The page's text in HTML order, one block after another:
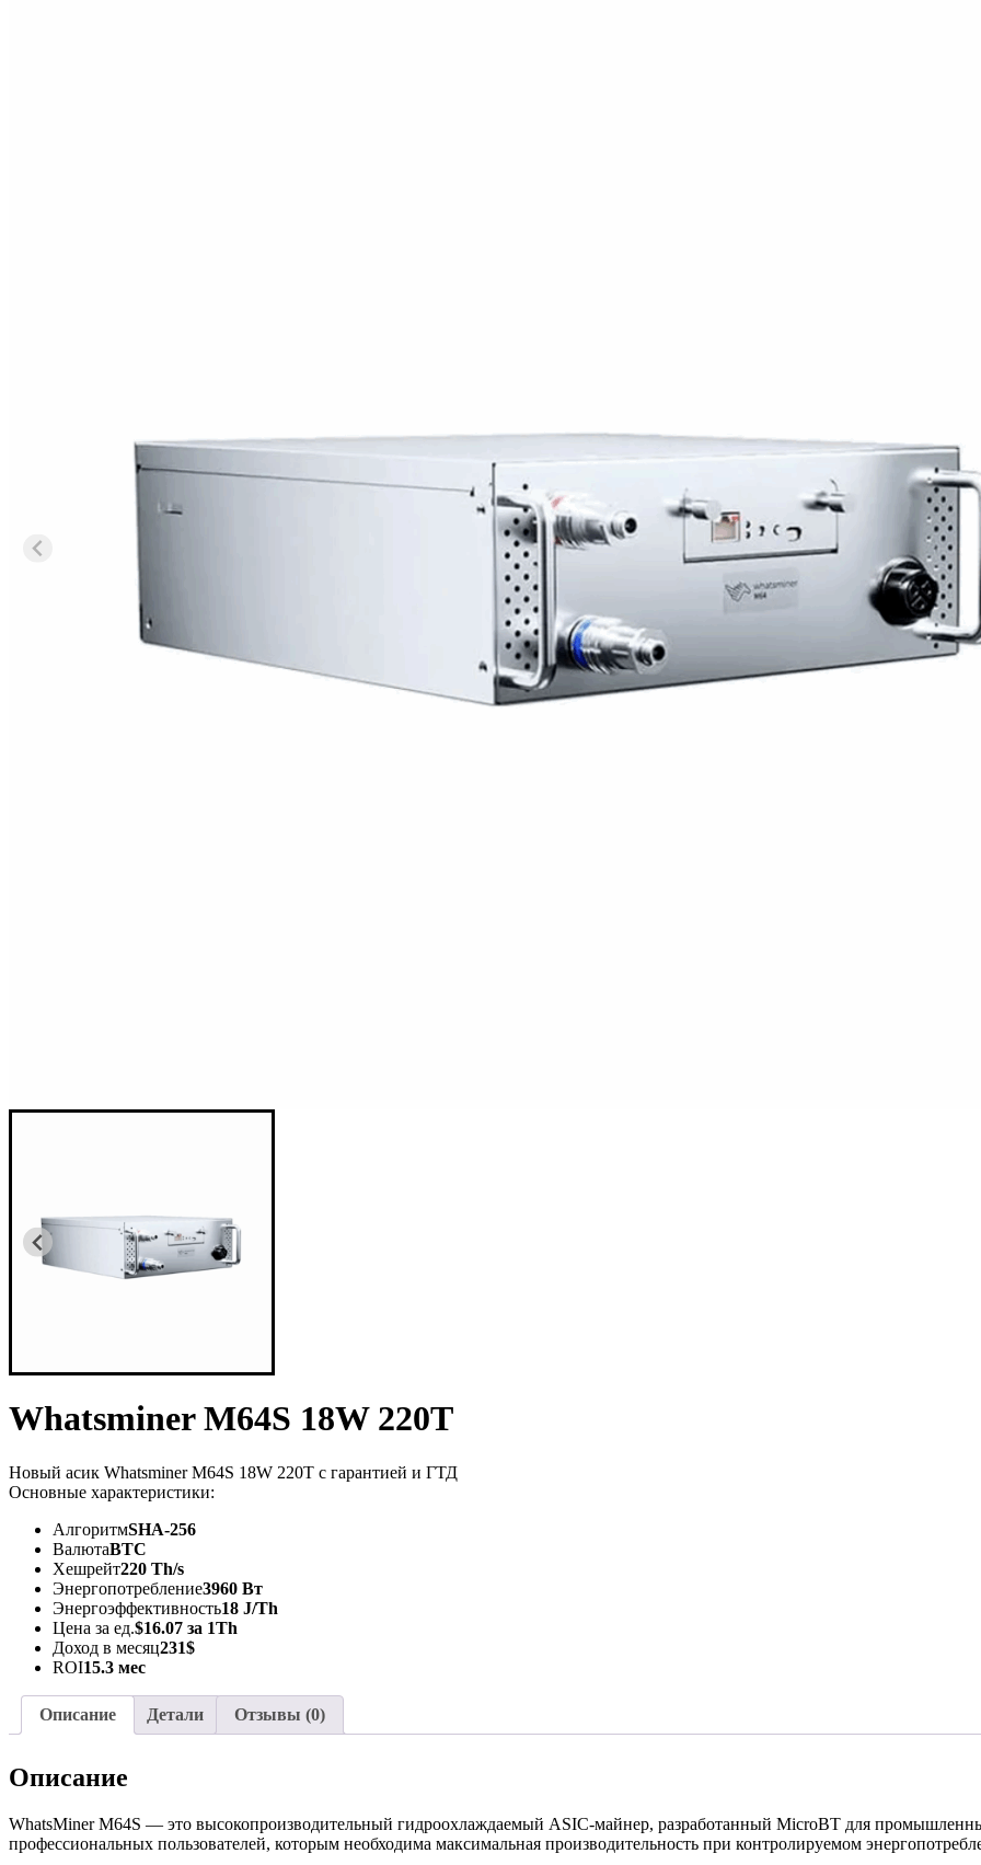
Whatsminer M64S 18W 220T
Новый асик Whatsminer M64S 18W 220T с гарантией и ГТД
Основные характеристики:
АлгоритмSHA-256
ВалютаBTC
Хешрейт220 Th/s
Энергопотребление3960 Вт
Энергоэффективность18 J/Th
Цена за ед.$16.07 за 1Th
Доход в месяц231$
ROI15.3 мес
Описание Детали Отзывы (0)
Описание
WhatsMiner M64S — это высокопроизводительный гидроохлаждаемый ASIC-майнер, разработанный MicroBT для
профессиональных пользователей, которым необходима максимальная производительность при контролируемом